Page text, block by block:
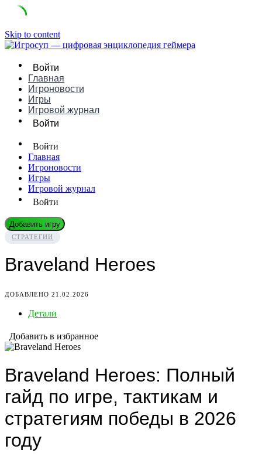
Skip to content
Войти
Главная
Игроновости
Игры
Игровой журнал
Войти
Войти
Главная
Игроновости
Игры
Игровой журнал
Войти
Добавить игру
СТРАТЕГИИ
Braveland Heroes
ДОБАВЛЕНО 21.02.2026
Детали
Добавить в избранное
Braveland Heroes: Полный
гайд по игре, тактикам и
стратегиям победы в 2026
году